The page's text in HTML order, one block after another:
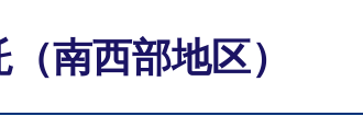
南西部地区）